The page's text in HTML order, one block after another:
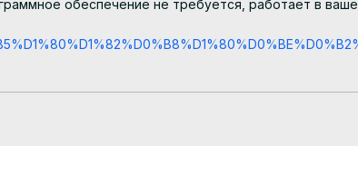
обеспечение не требуется, работает в
ZIP-файл в выбранную вами папку назначения.